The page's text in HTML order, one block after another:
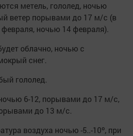
метель, гололед, ночью
ветер порывами до 17 м/с (в
февраля, ночью 14 февраля).
облачно, ночью с
снег.
гололед.
6-12, порывами до 17 м/с,
до 13 м/с.
воздуха ночью -5..-10º, при